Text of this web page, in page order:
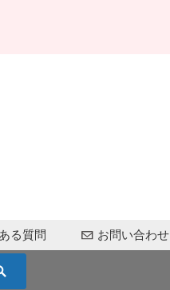
る質問 お問い合わせ